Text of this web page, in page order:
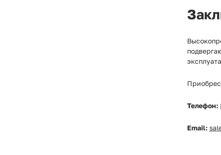
Телефон:
Email: